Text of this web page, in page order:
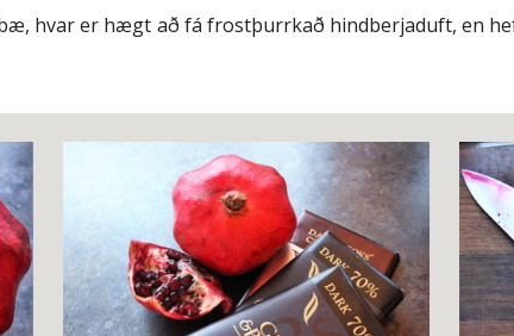
hvar er hægt að fá frostþurrkað hindberjaduft, en